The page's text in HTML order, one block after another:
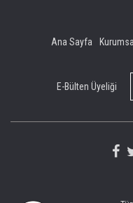
Ana Sayfa Kurumsal
E-Bülten Üyeliği